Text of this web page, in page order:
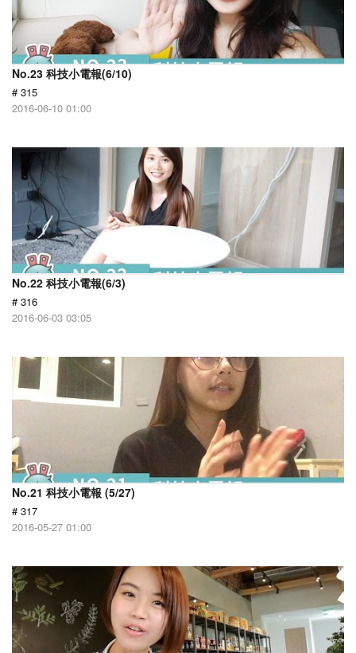
No.23 科技小電報(6/10)
# 315
2016-06-10 01:00
No.22 科技小電報(6/3)
# 316
2016-06-03 03:05
No.21 科技小電報 (5/27)
# 317
2016-05-27 01:00